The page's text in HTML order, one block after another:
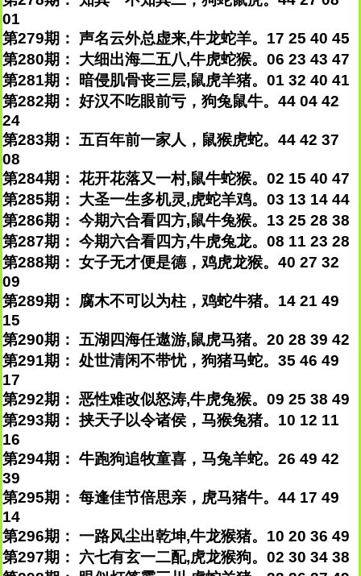
01
第279期： 声名云外总虚来,牛龙蛇羊。17 25 40 45
第280期： 大细出海二五八,牛虎蛇猴。06 23 43 47
第281期： 暗侵肌骨丧三层,鼠虎羊猪。01 32 40 41
第282期： 好汉不吃眼前亏，狗兔鼠牛。44 04 42
24
第283期： 五百年前一家人，鼠猴虎蛇。44 42 37
08
第284期： 花开花落又一村,鼠牛蛇猴。02 15 40 47
第285期： 大圣一生多机灵,虎蛇羊鸡。03 13 14 44
第286期： 今期六合看四方,鼠牛兔猴。13 25 28 38
第287期： 今期六合看四方,牛虎兔龙。08 11 23 28
第288期： 女子无才便是德，鸡虎龙猴。40 27 32
09
第289期： 腐木不可以为柱，鸡蛇牛猪。14 21 49
15
第290期： 五湖四海任遨游,鼠虎马猪。20 28 39 42
第291期： 处世清闲不带忧，狗猪马蛇。35 46 49
17
第292期： 恶性难改似怒涛,牛虎兔猴。09 25 38 49
第293期： 挟天子以令诸侯，马猴兔猪。10 12 11
16
第294期： 牛跑狗追牧童喜，马兔羊蛇。26 49 42
39
第295期： 每逢佳节倍思亲，虎马猪牛。44 17 49
14
第296期： 一路风尘出乾坤,牛龙猴猪。10 20 36 49
第297期： 六七有玄一二配,虎龙猴狗。02 30 34 38